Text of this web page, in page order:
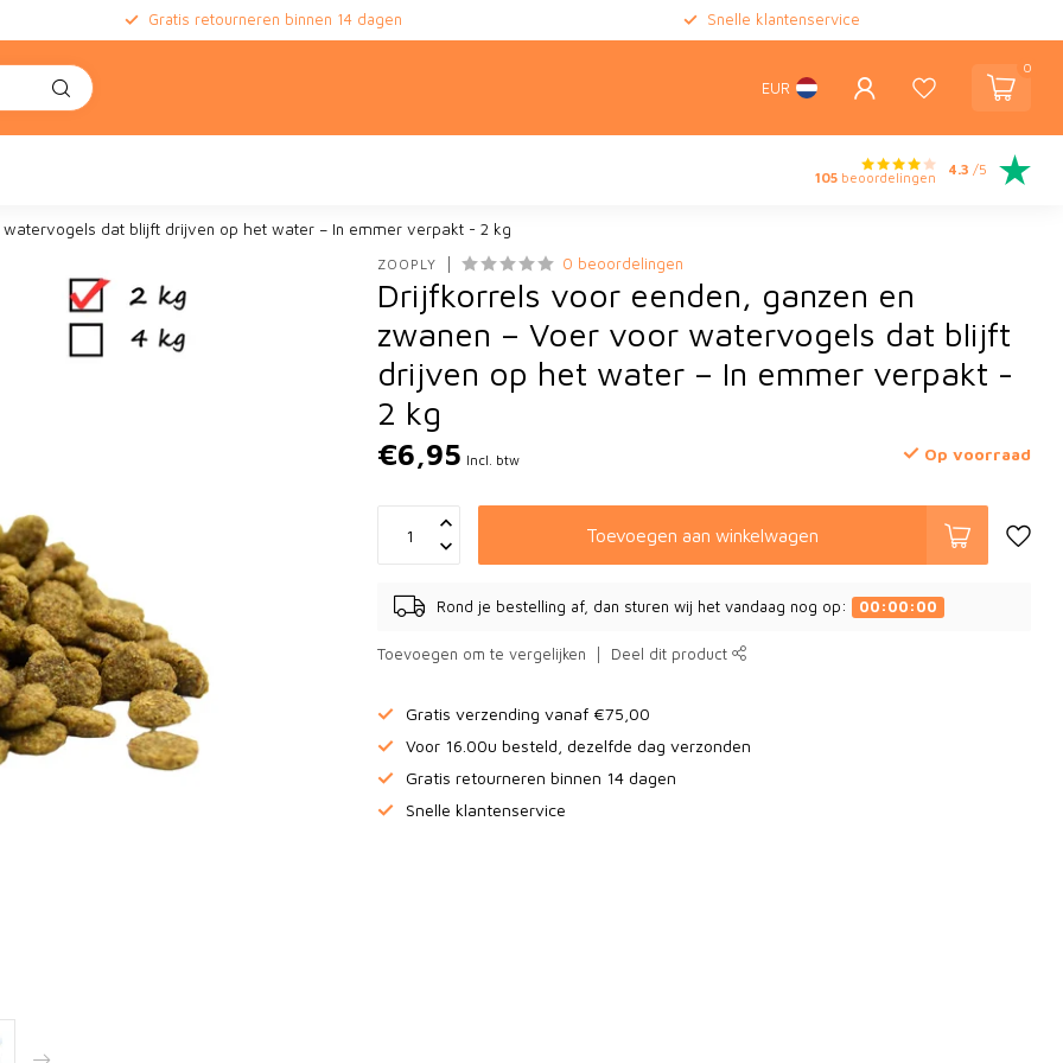
Gratis retourneren binnen 14 dagen Snelle klantenservice
EUR
0
105beoordelingen
4.3 /5
dat blijft drijven op het water – In emmer verpakt - 2 kg
ZOOPLY 0 beoordelingen
Drijfkorrels voor eenden, ganzen en
zwanen – Voer voor watervogels dat blijft
drijven op het water – In emmer verpakt -
2 kg
€6,95 Incl. btw Op voorraad
Toevoegen aan winkelwagen
Rond je bestelling af, dan sturen wij het vandaag nog op: 00:00:00
Toevoegen om te vergelijken Deel dit product
Gratis verzending vanaf €75,00
Voor 16.00u besteld, dezelfde dag verzonden
Gratis retourneren binnen 14 dagen
Snelle klantenservice